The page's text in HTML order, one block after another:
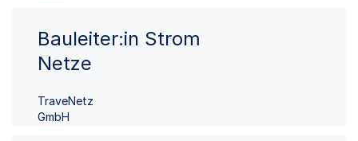
Bauleiter:in Strom
Netze
TraveNetz
GmbH